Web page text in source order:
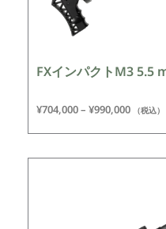
FXインパクトM3 5.5
¥704,000– ¥990,000 （税込）